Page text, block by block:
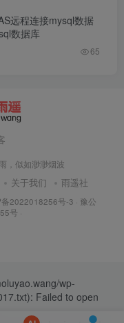
远程连接mysql数据
数据库
65
，似如渺渺烟波
关于我们 雨遥社
备2022018256号-3 · 豫公
号 ·
wp-
Failed to open